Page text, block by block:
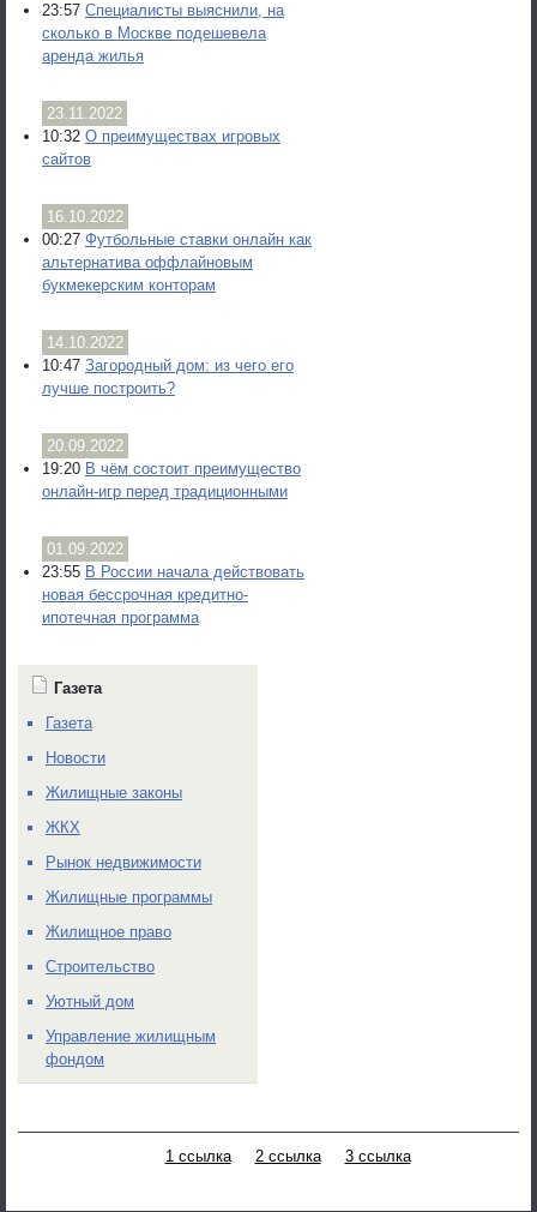
23:57 Специалисты выяснили, на
сколько в Москве подешевела
аренда жилья
23.11.2022
10:32 О преимуществах игровых
сайтов
16.10.2022
00:27 Футбольные ставки онлайн как
альтернатива оффлайновым
букмекерским конторам
14.10.2022
10:47 Загородный дом: из чего его
лучше построить?
20.09.2022
19:20 В чём состоит преимущество
онлайн-игр перед традиционными
01.09.2022
23:55 В России начала действовать
новая бессрочная кредитно-
ипотечная программа
Газета
Газета
Новости
Жилищные законы
ЖКХ
Рынок недвижимости
Жилищные программы
Жилищное право
Строительство
Уютный дом
Управление жилищным
фондом
1 ссылка 2 ссылка 3 ссылка